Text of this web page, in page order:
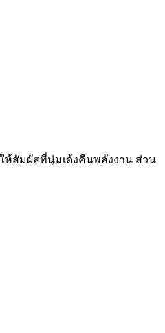
ให้สัมผัสที่นุ่มเด้งคืนพลังงาน ส่วน